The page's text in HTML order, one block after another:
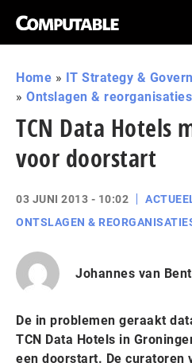
Home » IT Strategy &
» Ontslagen & reorganisaties
TCN Data Hotels
voor doorstart
03 JUNI 2013 - 10:02
ONTSLAGEN &
Johannes van
De in problemen geraakt
TCN Data Hotels in
een doorstart. De curatoren